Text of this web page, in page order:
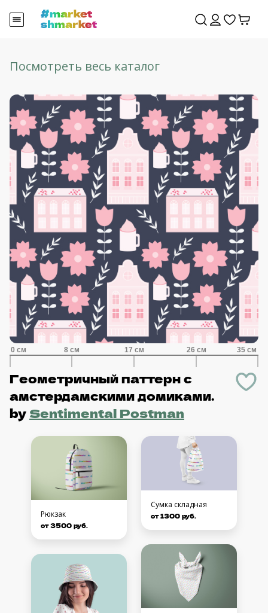
Посмотреть весь каталог
Геометричный паттерн с
амстердамскими домиками.
by Sentimental Postman
Рюкзак
от 3500 руб.
Сумка складная
от 1300 руб.